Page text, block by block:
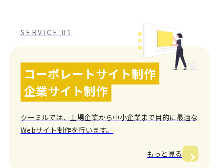
SERVICE 01
コーポレートサイト制作
企業サイト制作
クーミルでは、上場企業から中小企業まで目的に最適な
Webサイト制作を行います。
もっと見る